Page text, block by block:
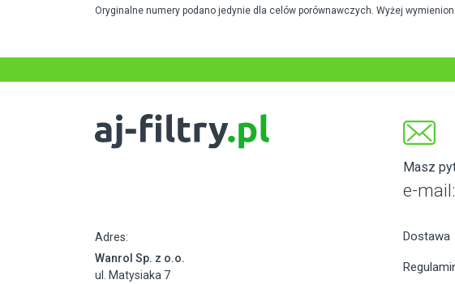
Oryginalne numery podano jedynie dla celów porównawczych. Wyżej
Masz
e-mail:
Adres:
Wanrol Sp. z o.o.
ul. Matysiaka 7
Dostawa